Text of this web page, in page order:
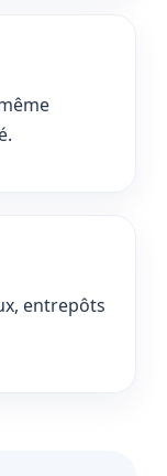
entrepôts